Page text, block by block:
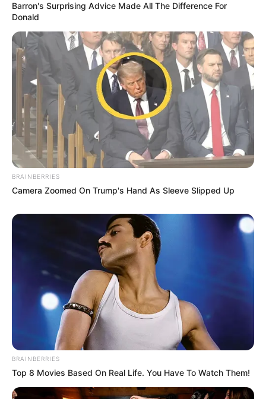
Barron's Surprising Advice Made All The Difference For
Donald
BRAINBERRIES
Camera Zoomed On Trump's Hand As Sleeve Slipped Up
BRAINBERRIES
Top 8 Movies Based On Real Life. You Have To Watch Them!